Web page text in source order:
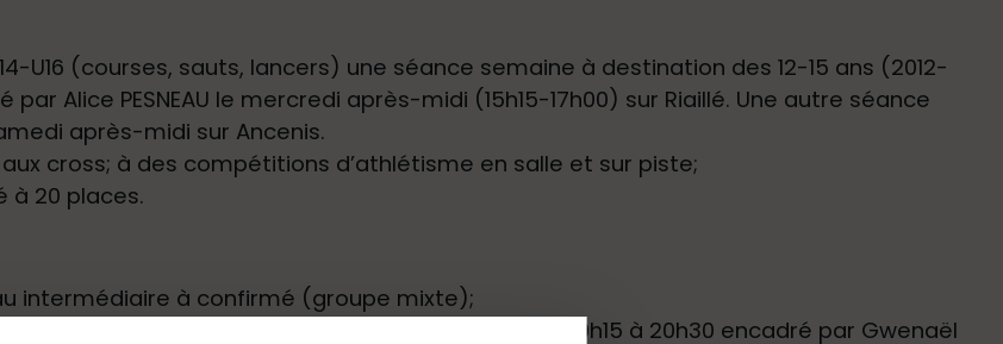
U16 (courses, sauts, lancers) une séance semaine à destination des 12-15 ans (2012-
par Alice PESNEAU le mercredi après-midi (15h15-17h00) sur Riaillé. Une autre séance
après-midi sur Ancenis.
cross; à des compétitions d’athlétisme en salle et sur piste;
à 20 places.
intermédiaire à confirmé (groupe mixte);
à la course à pied à partir de 16 ans le mercredi de 19h15 à 20h30 encadré par Gwenaël